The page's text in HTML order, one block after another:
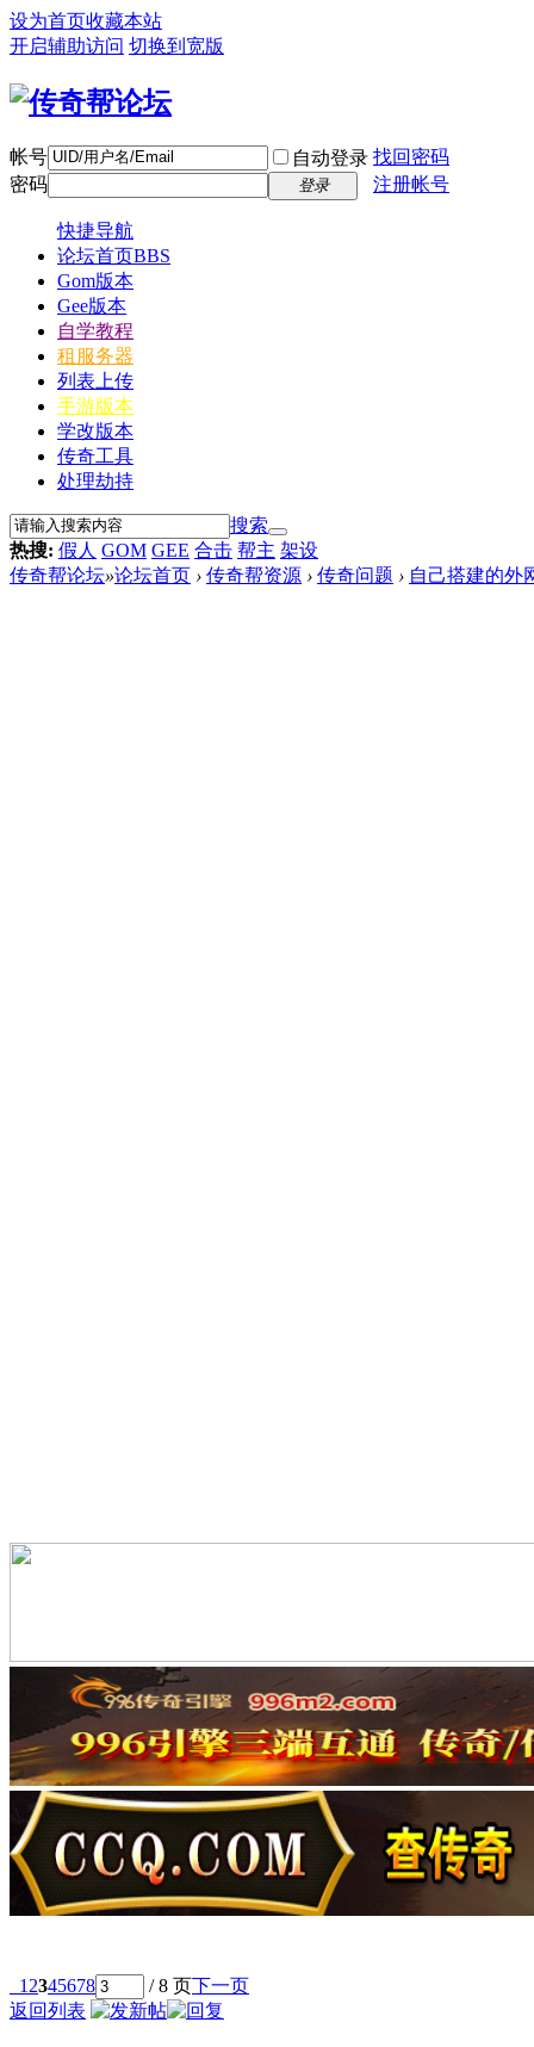
设为首页收藏本站
开启辅助访问 切换到宽版
帐号 自动登录 找回密码
密码
登录 注册帐号
快捷导航
论坛首页BBS
Gom版本
Gee版本
自学教程
租服务器
列表上传
手游版本
学改版本
传奇工具
处理劫持
搜索
热搜: 假人 GOM GEE 合击 帮主 架设
传奇帮论坛»论坛首页 › 传奇帮资源 › 传奇问题 › 自己搭建的外
1 2345678 / 8 页下一页
返回列表